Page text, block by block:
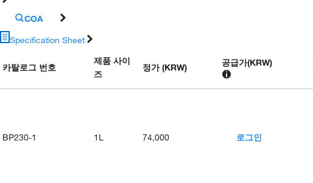
COA
Specification Sheet
카탈로그 번호
제품 사이
즈
정가 (KRW) 공급가(KRW)
BP230-1 1L 74,000 로그인